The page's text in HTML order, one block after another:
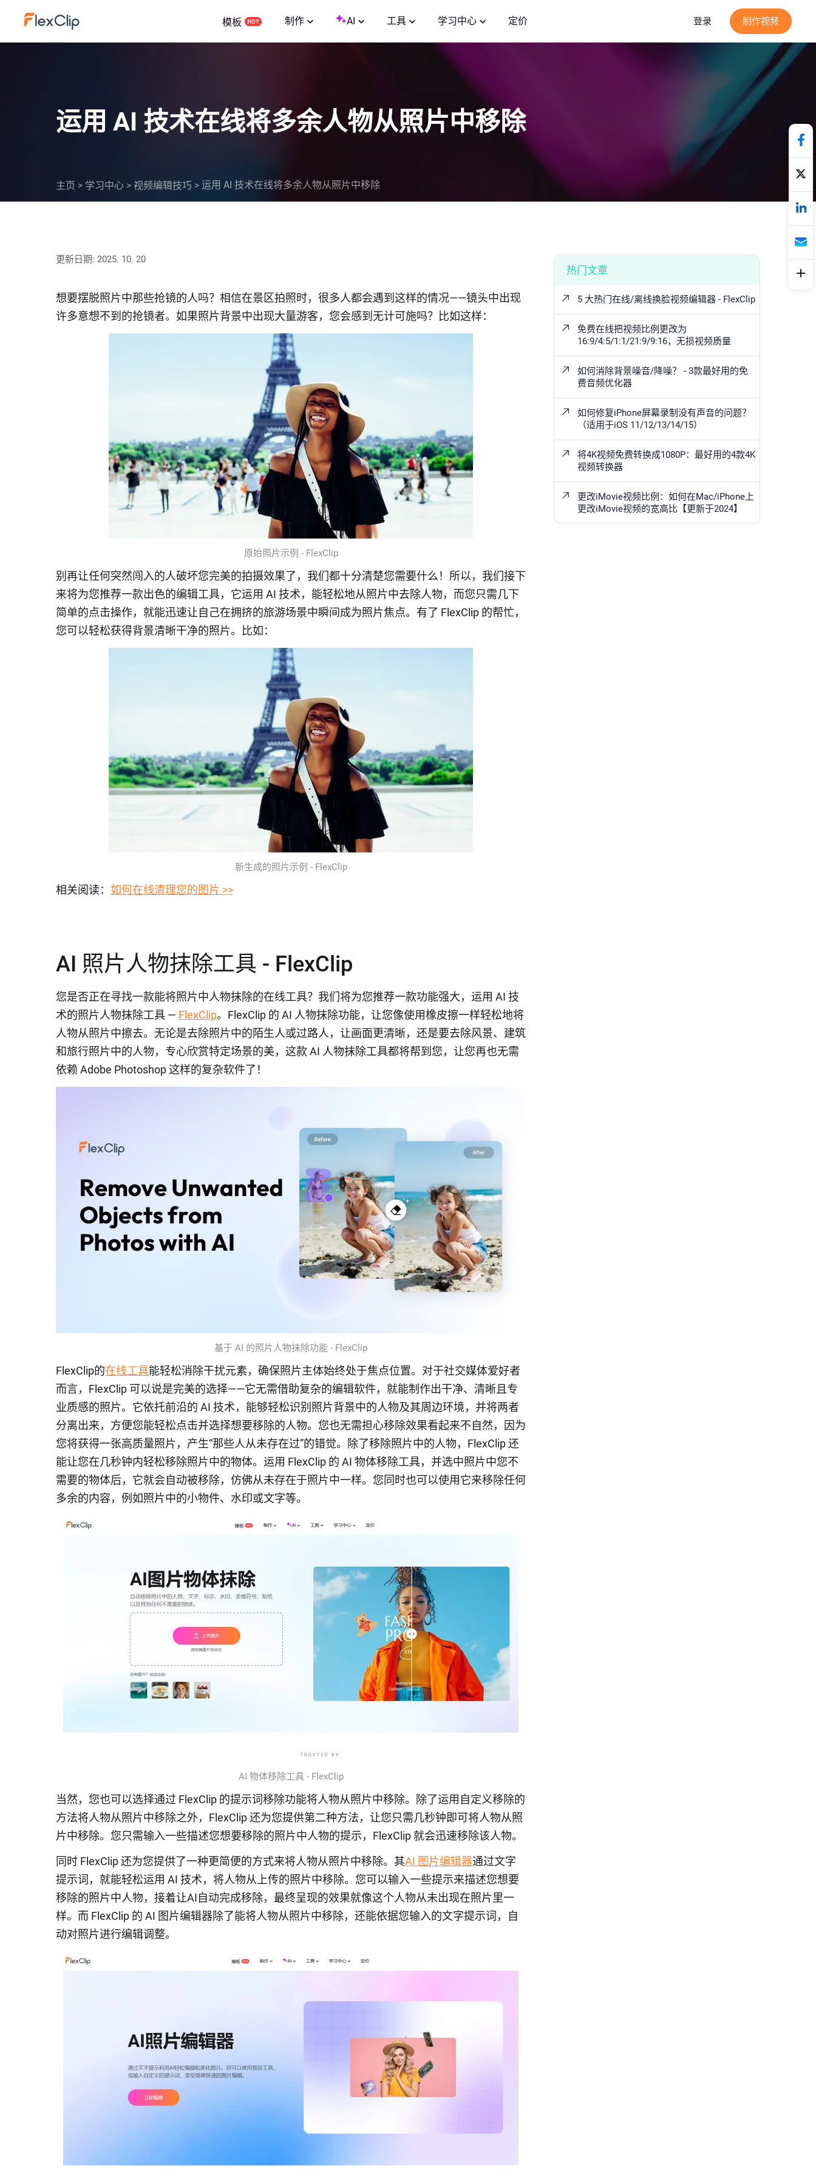
模板 制作 AI 工具 学习中心 定价 登录 制作视频
运用 AI 技术在线将多余人物从照片中移除
主页 > 学习中心 > 视频编辑技巧 > 运用 AI 技术在线将多余人物从照片中移除
更新日期: 2025. 10. 20
想要摆脱照片中那些抢镜的人吗？相信在景区拍照时，很多人都会遇到这样的情况——镜头中出现
许多意想不到的抢镜者。如果照片背景中出现大量游客，您会感到无计可施吗？比如这样：
原始照片示例 - FlexClip
别再让任何突然闯入的人破坏您完美的拍摄效果了，我们都十分清楚您需要什么！所以，我们接下
来将为您推荐一款出色的编辑工具，它运用 AI 技术，能轻松地从照片中去除人物，而您只需几下
简单的点击操作，就能迅速让自己在拥挤的旅游场景中瞬间成为照片焦点。有了 FlexClip 的帮忙，
您可以轻松获得背景清晰干净的照片。比如：
新生成的照片示例 - FlexClip
相关阅读： 如何在线清理您的图片 >>
AI 照片人物抹除工具 - FlexClip
您是否正在寻找一款能将照片中人物抹除的在线工具？我们将为您推荐一款功能强大，运用 AI 技
术的照片人物抹除工具 — FlexClip。FlexClip 的 AI 人物抹除功能，让您像使用橡皮擦一样轻松地将
人物从照片中擦去。无论是去除照片中的陌生人或过路人，让画面更清晰，还是要去除风景、建筑
和旅行照片中的人物，专心欣赏特定场景的美，这款 AI 人物抹除工具都将帮到您，让您再也无需
依赖 Adobe Photoshop 这样的复杂软件了！
基于 AI 的照片人物抹除功能 - FlexClip
FlexClip的在线工具能轻松消除干扰元素，确保照片主体始终处于焦点位置。对于社交媒体爱好者
而言，FlexClip 可以说是完美的选择——它无需借助复杂的编辑软件，就能制作出干净、清晰且专
业质感的照片。它依托前沿的 AI 技术，能够轻松识别照片背景中的人物及其周边环境，并将两者
分离出来，方便您能轻松点击并选择想要移除的人物。您也无需担心移除效果看起来不自然，因为
您将获得一张高质量照片，产生“那些人从未存在过”的错觉。除了移除照片中的人物，FlexClip 还
能让您在几秒钟内轻松移除照片中的物体。运用 FlexClip 的 AI 物体移除工具，并选中照片中您不
需要的物体后，它就会自动被移除，仿佛从未存在于照片中一样。您同时也可以使用它来移除任何
多余的内容，例如照片中的小物件、水印或文字等。
AI 物体移除工具 - FlexClip
当然，您也可以选择通过 FlexClip 的提示词移除功能将人物从照片中移除。除了运用自定义移除的
方法将人物从照片中移除之外，FlexClip 还为您提供第二种方法，让您只需几秒钟即可将人物从照
片中移除。您只需输入一些描述您想要移除的照片中人物的提示，FlexClip 就会迅速移除该人物。
同时 FlexClip 还为您提供了一种更简便的方式来将人物从照片中移除。其AI 图片编辑器通过文字
提示词，就能轻松运用 AI 技术，将人物从上传的照片中移除。您可以输入一些提示来描述您想要
移除的照片中人物，接着让AI自动完成移除，最终呈现的效果就像这个人物从未出现在照片里一
样。而 FlexClip 的 AI 图片编辑器除了能将人物从照片中移除，还能依据您输入的文字提示词，自
动对照片进行编辑调整。
热门文章
5 大热门在线/离线换脸视频编辑器 - FlexClip
免费在线把视频比例更改为
16:9/4:5/1:1/21:9/9:16，无损视频质量
如何消除背景噪音/降噪？ - 3款最好用的免
费音频优化器
如何修复iPhone屏幕录制没有声音的问题？
（适用于iOS 11/12/13/14/15）
将4K视频免费转换成1080P：最好用的4款4K
视频转换器
更改iMovie视频比例：如何在Mac/iPhone上
更改iMovie视频的宽高比【更新于2024】